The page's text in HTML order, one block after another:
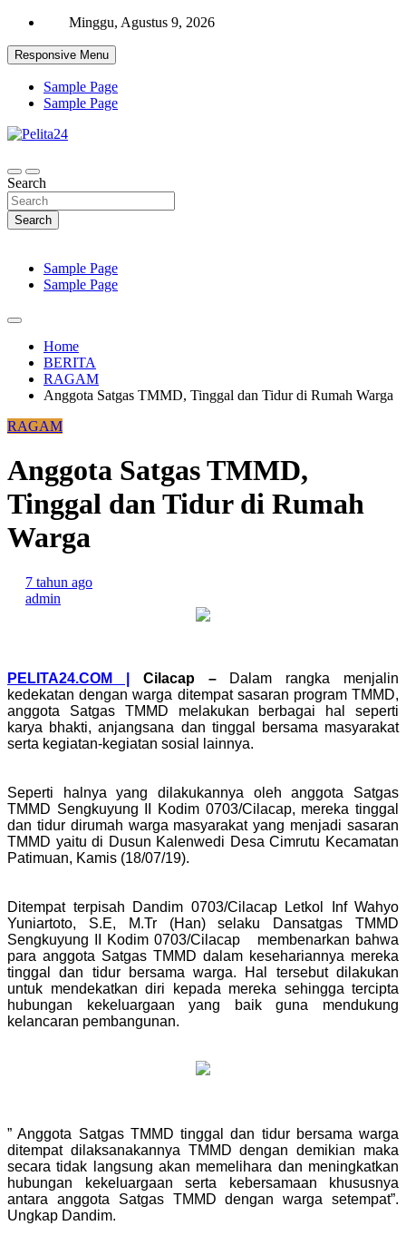
Skip
content
Minggu, Agustus 9, 2026
Responsive Menu
Sample Page
Sample Page
Pelita24
Search
Search
Sample Page
Sample Page
Home
BERITA
RAGAM
Anggota Satgas TMMD, Tinggal dan Tidur di Rumah Warga
RAGAM
Anggota Satgas TMMD,
Tinggal dan Tidur di Rumah
Warga
7 tahun ago
admin
PELITA24.COM | Cilacap – Dalam rangka menjalin
kedekatan dengan warga ditempat sasaran program TMMD,
anggota Satgas TMMD melakukan berbagai hal seperti
karya bhakti, anjangsana dan tinggal bersama masyarakat
serta kegiatan-kegiatan sosial lainnya.
Seperti halnya yang dilakukannya oleh anggota Satgas
TMMD Sengkuyung II Kodim 0703/Cilacap, mereka tinggal
dan tidur dirumah warga masyarakat yang menjadi sasaran
TMMD yaitu di Dusun Kalenwedi Desa Cimrutu Kecamatan
Patimuan, Kamis (18/07/19).
Ditempat terpisah Dandim 0703/Cilacap Letkol Inf Wahyo
Yuniartoto, S.E, M.Tr (Han) selaku Dansatgas TMMD
Sengkuyung II Kodim 0703/Cilacap membenarkan bahwa
para anggota Satgas TMMD dalam kesehariannya mereka
tinggal dan tidur bersama warga. Hal tersebut dilakukan
untuk mendekatkan diri kepada mereka sehingga tercipta
hubungan kekeluargaan yang baik guna mendukung
kelancaran pembangunan.
” Anggota Satgas TMMD tinggal dan tidur bersama warga
ditempat dilaksanakannya TMMD dengan demikian maka
secara tidak langsung akan memelihara dan meningkatkan
hubungan kekeluargaan serta kebersamaan khususnya
antara anggota Satgas TMMD dengan warga setempat”.
Ungkap Dandim.